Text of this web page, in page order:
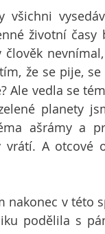
všichni
životní časy
že se pije,
Ale vedla se
planety
ašrámy a
vrátí. A
nakonec v této
podělila s